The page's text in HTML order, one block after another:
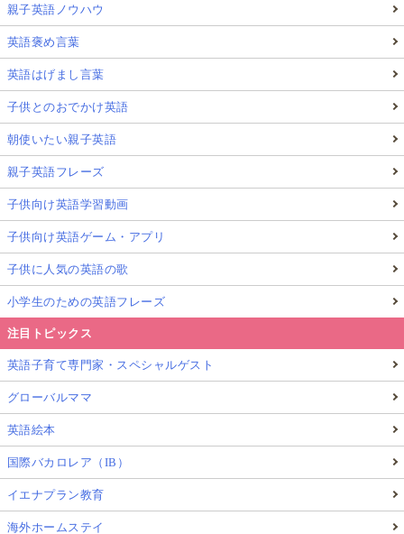
親子英語ノウハウ
英語褒め言葉
英語はげまし言葉
子供とのおでかけ英語
朝使いたい親子英語
親子英語フレーズ
子供向け英語学習動画
子供向け英語ゲーム・アプリ
子供に人気の英語の歌
小学生のための英語フレーズ
注目トピックス
英語子育て専門家・スペシャルゲスト
グローバルママ
英語絵本
国際バカロレア（IB）
イエナプラン教育
海外ホームステイ